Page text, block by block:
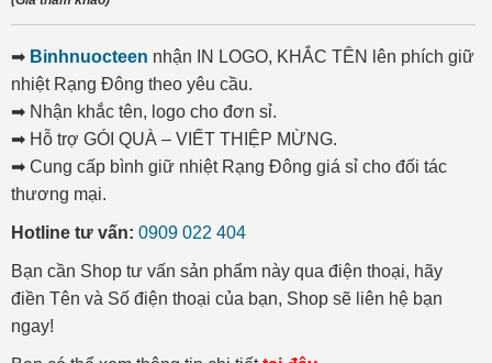
➡ Binhnuocteen nhận IN LOGO, KHẮC TÊN lên phích giữ
nhiệt Rạng Đông theo yêu cầu.
➡ Nhận khắc tên, logo cho đơn sỉ.
➡ Hỗ trợ GÓI QUÀ – VIẾT THIỆP MỪNG.
➡ Cung cấp bình giữ nhiệt Rạng Đông giá sỉ cho đối tác
thương mại.
Hotline tư vấn: 0909 022 404
Bạn cần Shop tư vấn sản phẩm này qua điện thoại, hãy
điền Tên và Số điện thoại của bạn, Shop sẽ liên hệ bạn
ngay!